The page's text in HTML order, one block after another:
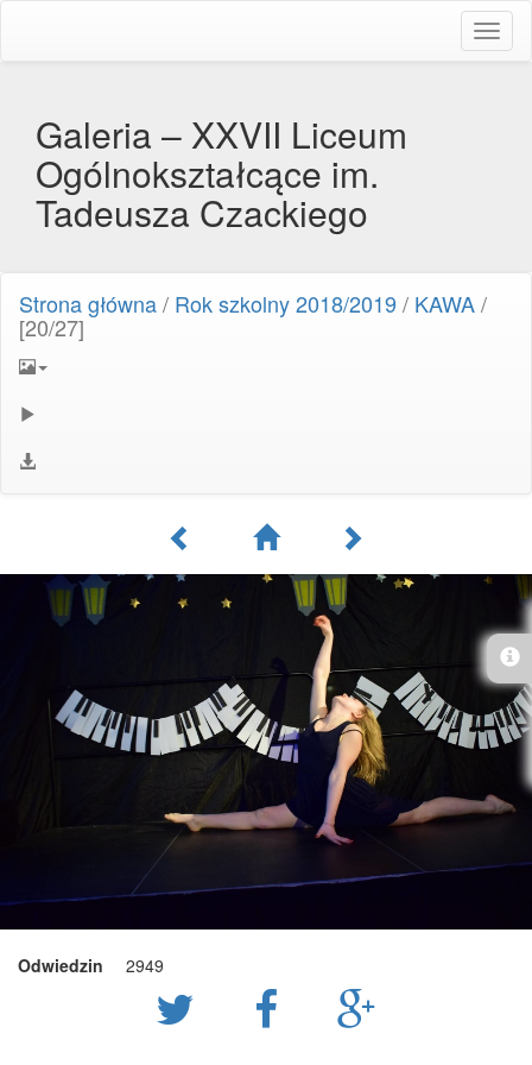
Galeria – XXVII Liceum
Ogólnokształcące im.
Tadeusza Czackiego
Strona główna/ Rok szkolny 2018/2019 / KAWA/
[20/27]
Odwiedzin 2949